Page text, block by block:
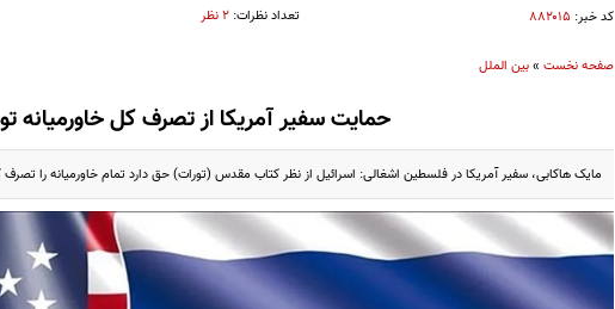
کد خبر: ۸۸۲۰۱۵ تعداد نظرات: ۲ نظر
صفحه نخست»بین الملل
حمایت سفیر آمریکا از تصرف کل خاورمیانه
مایک هاکابی، سفیر آمریکا در فلسطین اشغالی: اسرائیل از نظر کتاب مقدس (تورات) حق دارد تمام خاورمیانه را تصرف